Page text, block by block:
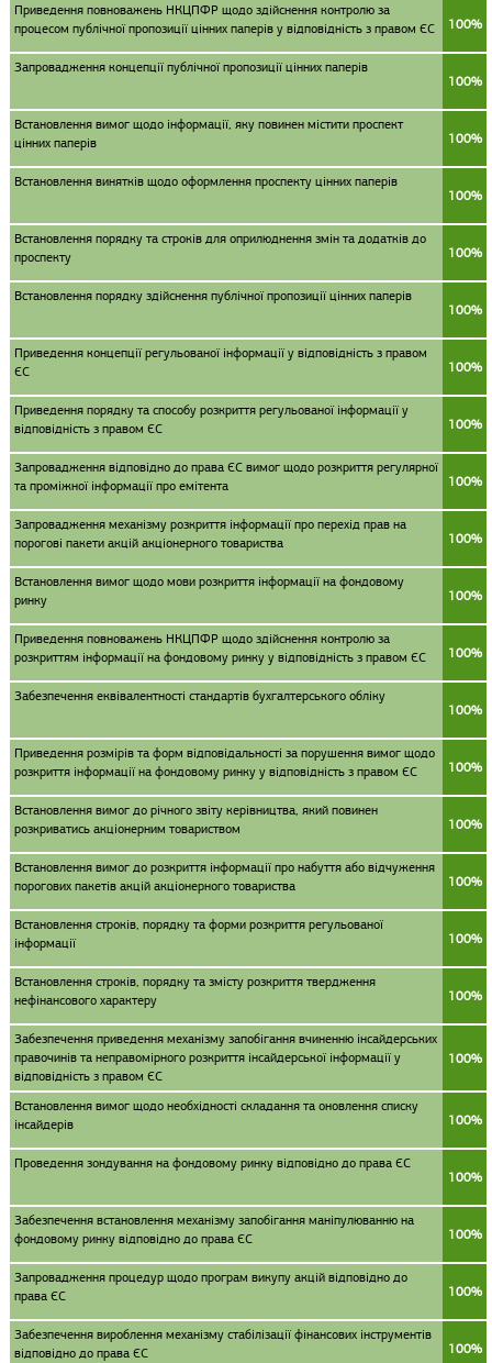
Приведення повноважень НКЦПФР щодо здійснення контролю за
процесом публічної пропозиції цінних паперів у відповідність з правом ЄС
100%
Запровадження концепції публічної пропозиції цінних паперів
100%
Встановлення вимог щодо інформації, яку повинен містити проспект
цінних паперів
100%
Встановлення винятків щодо оформлення проспекту цінних паперів
100%
Встановлення порядку та строків для оприлюднення змін та додатків до
проспекту
100%
Встановлення порядку здійснення публічної пропозиції цінних паперів
100%
Приведення концепції регульованої інформації у відповідність з правом
ЄС
100%
Приведення порядку та способу розкриття регульованої інформації у
відповідність з правом ЄС
100%
Запровадження відповідно до права ЄС вимог щодо розкриття регулярної
та проміжної інформації про емітента
100%
Запровадження механізму розкриття інформації про перехід прав на
порогові пакети акцій акціонерного товариства
100%
Встановлення вимог щодо мови розкриття інформації на фондовому
ринку
100%
Приведення повноважень НКЦПФР щодо здійснення контролю за
розкриттям інформації на фондовому ринку у відповідність з правом ЄС
100%
Забезпечення еквівалентності стандартів бухгалтерського обліку
100%
Приведення розмірів та форм відповідальності за порушення вимог щодо
розкриття інформації на фондовому ринку у відповідність з правом ЄС
100%
Встановлення вимог до річного звіту керівництва, який повинен
розкриватись акціонерним товариством
100%
Встановлення вимог до розкриття інформації про набуття або відчуження
порогових пакетів акцій акціонерного товариства
100%
Встановлення строків, порядку та форми розкриття регульованої
інформації
100%
Встановлення строків, порядку та змісту розкриття твердження
нефінансового характеру
100%
Забезпечення приведення механізму запобігання вчиненню інсайдерських
правочинів та неправомірного розкриття інсайдерської інформації у
відповідність з правом ЄС
100%
Встановлення вимог щодо необхідності складання та оновлення списку
інсайдерів
100%
Проведення зондування на фондовому ринку відповідно до права ЄС
100%
Забезпечення встановлення механізму запобігання маніпулюванню на
фондовому ринку відповідно до права ЄС
100%
Запровадження процедур щодо програм викупу акцій відповідно до
права ЄС
100%
Забезпечення вироблення механізму стабілізації фінансових інструментів
відповідно до права ЄС
100%